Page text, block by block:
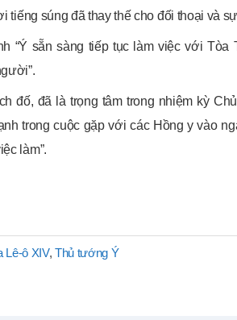
tiếng súng đã thay thế cho đối thoại và
“Ý sẵn sàng tiếp tục làm việc với
đố, đã là trọng tâm trong nhiệm kỳ
trong cuộc gặp với các Hồng y vào
làm”.
Lê-ô XIV, Thủ tướng Ý